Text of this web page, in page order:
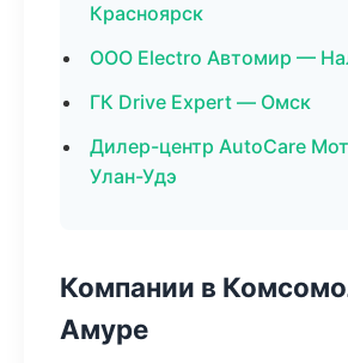
Красноярск
ООО Electro Автомир —
ГК Drive Expert — Омск
Дилер-центр AutoCare
Улан-Удэ
Компании в
Амуре